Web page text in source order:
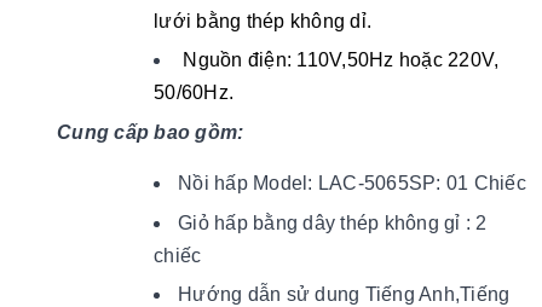
lưới bằng thép không dỉ.
Nguồn điện: 110V,50Hz hoặc 220V,
50/60Hz.
Cung cấp bao gồm:
Nồi hấp Model: LAC-5065SP: 01 Chiếc
Giỏ hấp bằng dây thép không gỉ : 2
chiếc
Hướng dẫn sử dung Tiếng Anh,Tiếng